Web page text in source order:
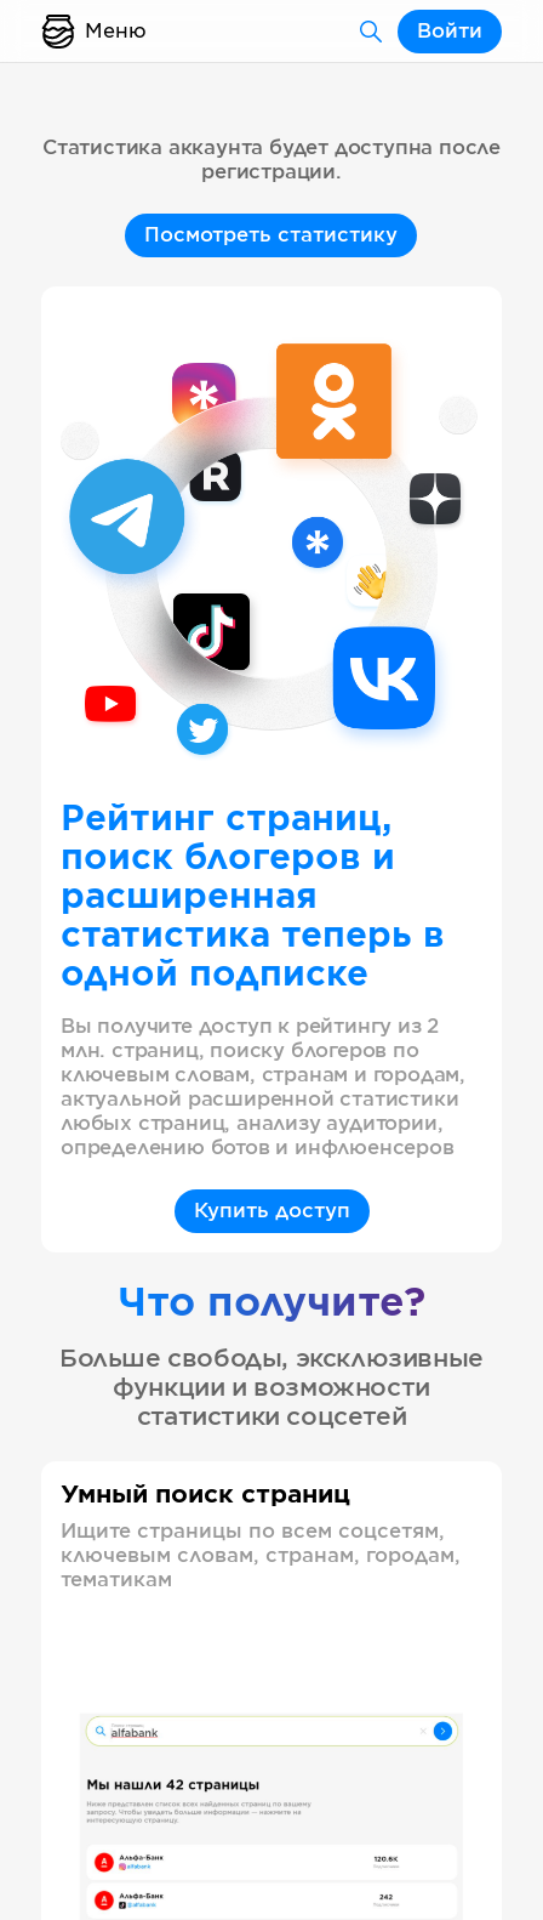
Меню Войти
Статистика аккаунта будет доступна после
регистрации.
Посмотреть статистику
Рейтинг страниц,
поиск блогеров и
расширенная
статистика теперь в
одной подписке
Вы получите доступ к рейтингу из 2
млн. страниц, поиску блогеров по
ключевым словам, странам и городам,
актуальной расширенной статистики
любых страниц, анализу аудитории,
определению ботов и инфлюенсеров
Купить доступ
Что получите?
Больше свободы, эксклюзивные
функции и возможности
статистики соцсетей
Умный поиск страниц
Ищите страницы по всем соцсетям,
ключевым словам, странам, городам,
тематикам